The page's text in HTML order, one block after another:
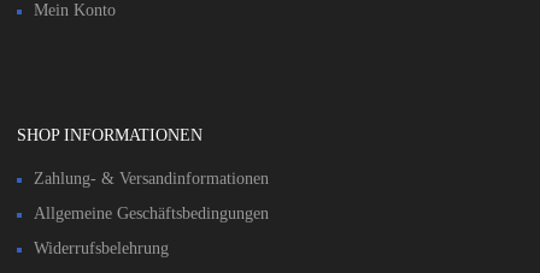
Mein Konto
SHOP INFORMATIONEN
Zahlung- & Versandinformationen​
Allgemeine Geschäftsbedingungen
Widerrufsbelehrung